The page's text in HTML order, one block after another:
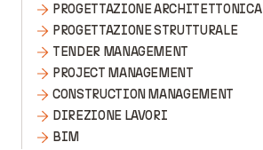
PROGETTAZIONE ARCHITETTONICA
PROGETTAZIONE STRUTTURALE
TENDER MANAGEMENT
PROJECT MANAGEMENT
CONSTRUCTION MANAGEMENT
DIREZIONE LAVORI
BIM